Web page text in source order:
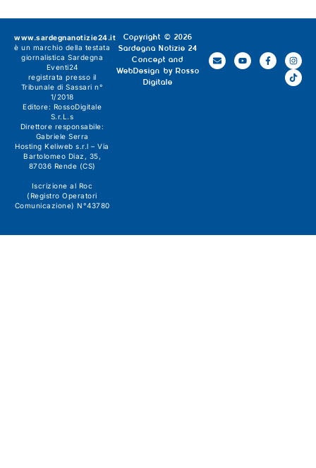
Copyright © 2026
Sardegna Notizie 24
Concept and
WebDesign by Rosso
Digitale
www.sardegnanotizie24.it
è un marchio della testata
giornalistica Sardegna
Eventi24
registrata presso il
Tribunale di Sassari n°
1/2018
Editore: RossoDigitale
S.r.L.s
Direttore responsabile:
Gabriele Serra
Hosting Keliweb s.r.l – Via
Bartolomeo Diaz, 35,
87036 Rende (CS)
Iscrizione al Roc
(Registro Operatori
Comunicazione) N°43780